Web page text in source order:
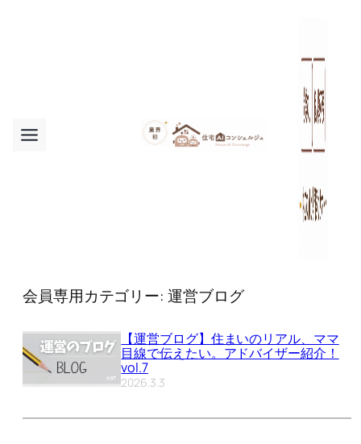
会員専用カテゴリー: 運営ブログ
【運営ブログ】住まいのリアル、ママ
目線で伝えたい。アドバイザー紹介！
vol.7
2026.3.3